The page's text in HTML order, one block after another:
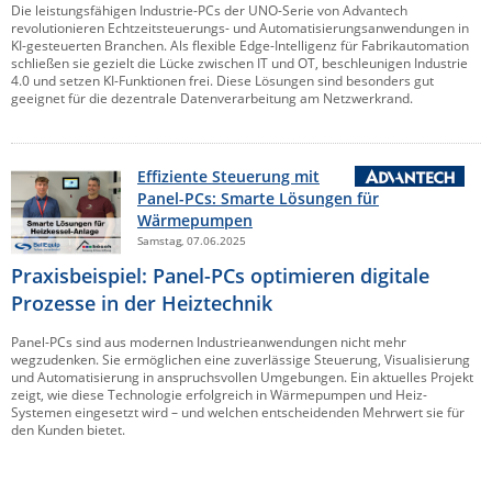
Die leistungsfähigen Industrie-PCs der UNO-Serie von Advantech
revolutionieren Echtzeitsteuerungs- und Automatisierungsanwendungen in
KI-gesteuerten Branchen. Als flexible Edge-Intelligenz für Fabrikautomation
schließen sie gezielt die Lücke zwischen IT und OT, beschleunigen Industrie
4.0 und setzen KI-Funktionen frei. Diese Lösungen sind besonders gut
geeignet für die dezentrale Datenverarbeitung am Netzwerkrand.
Effiziente Steuerung mit
Panel-PCs: Smarte Lösungen für
Wärmepumpen
Samstag, 07.06.2025
Praxisbeispiel: Panel-PCs optimieren digitale
Prozesse in der Heiztechnik
Panel-PCs sind aus modernen Industrieanwendungen nicht mehr
wegzudenken. Sie ermöglichen eine zuverlässige Steuerung, Visualisierung
und Automatisierung in anspruchsvollen Umgebungen. Ein aktuelles Projekt
zeigt, wie diese Technologie erfolgreich in Wärmepumpen und Heiz-
Systemen eingesetzt wird – und welchen entscheidenden Mehrwert sie für
den Kunden bietet.